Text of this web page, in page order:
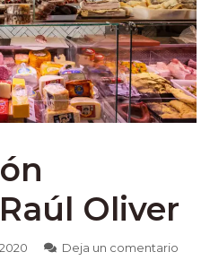
Oliver
Deja un comentario